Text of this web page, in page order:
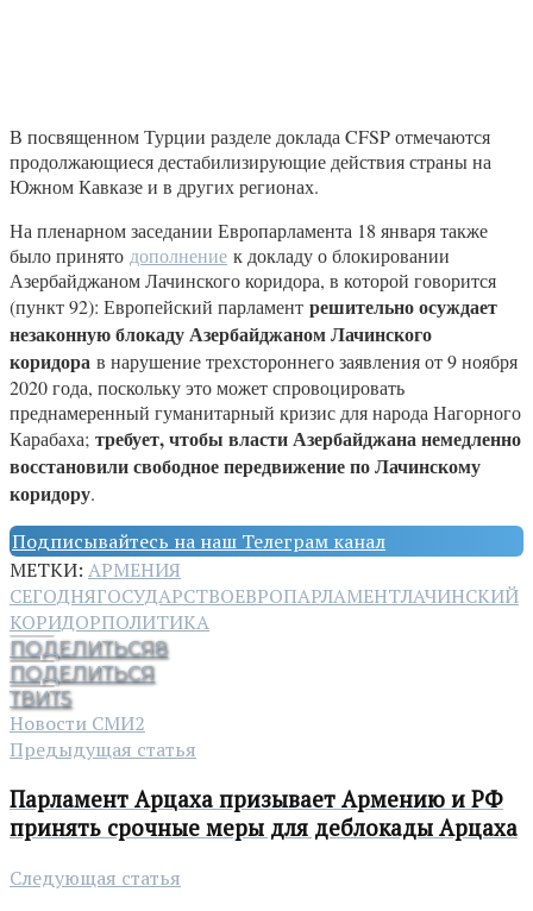
В посвященном Турции разделе доклада CFSP отмечаются
продолжающиеся дестабилизирующие действия страны на
Южном Кавказе и в других регионах.
На пленарном заседании Европарламента 18 января также
было принято дополнение к докладу о блокировании
Азербайджаном Лачинского коридора, в которой говорится
(пункт 92): Европейский парламент решительно осуждает
незаконную блокаду Азербайджаном Лачинского
коридора в нарушение трехстороннего заявления от 9 ноября
2020 года, поскольку это может спровоцировать
преднамеренный гуманитарный кризис для народа Нагорного
Карабаха; требует, чтобы власти Азербайджана немедленно
восстановили свободное передвижение по Лачинскому
коридору.
Подписывайтесь на наш Телеграм канал
МЕТКИ: АРМЕНИЯ
СЕГОДНЯГОСУДАРСТВОЕВРОПАРЛАМЕНТЛАЧИНСКИЙ
КОРИДОРПОЛИТИКА
ПОДЕЛИТЬСЯ8
ПОДЕЛИТЬСЯ
ТВИТ5
Новости СМИ2
Предыдущая статья
Парламент Арцаха призывает Армению и РФ
принять срочные меры для деблокады Арцаха
Следующая статья